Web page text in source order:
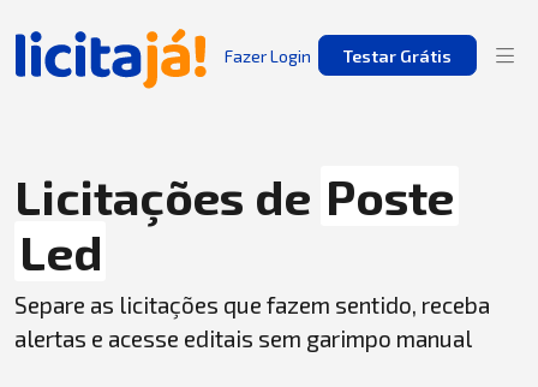
Fazer Login Testar Grátis
Licitações de Poste
Led
Separe as licitações que fazem sentido, receba
alertas e acesse editais sem garimpo manual